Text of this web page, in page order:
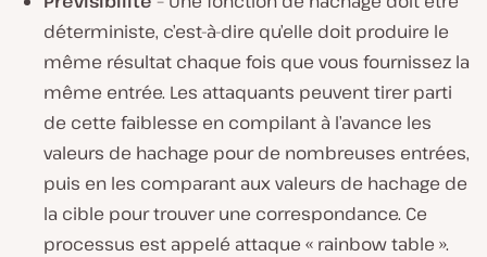
déterministe, c’est-à-dire qu’elle doit produire le
même résultat chaque fois que vous fournissez la
même entrée. Les attaquants peuvent tirer parti
de cette faiblesse en compilant à l’avance les
valeurs de hachage pour de nombreuses entrées,
puis en les comparant aux valeurs de hachage de
la cible pour trouver une correspondance. Ce
processus est appelé attaque « rainbow table ».